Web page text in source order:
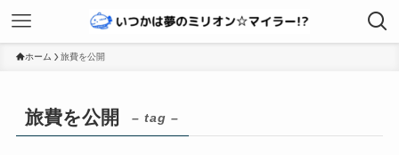
ホーム 旅費を公開
旅費を公開 – tag –